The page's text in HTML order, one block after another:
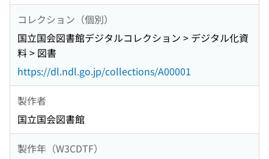
コレクション（個別）
国立国会図書館デジタルコレクション > デジタル化資
料 > 図書
https://dl.ndl.go.jp/collections/A00001
製作者
国立国会図書館
製作年（W3CDTF）